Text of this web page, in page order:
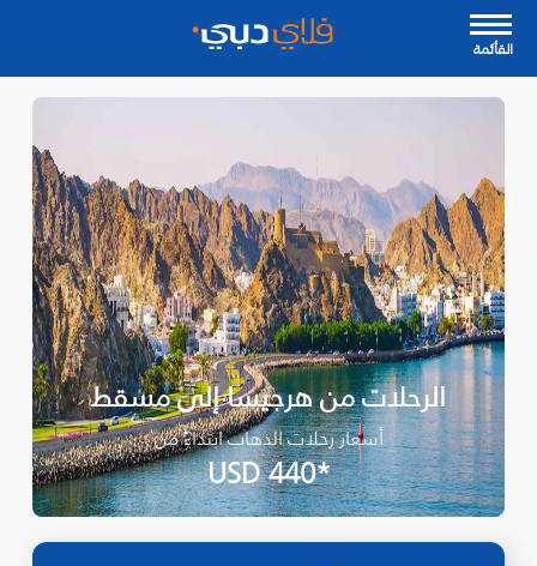
القأئمة
الرحلات من هرجيسا إلى مسقط
أسعار رحلات الذهاب ابتداءً من
*USD 440